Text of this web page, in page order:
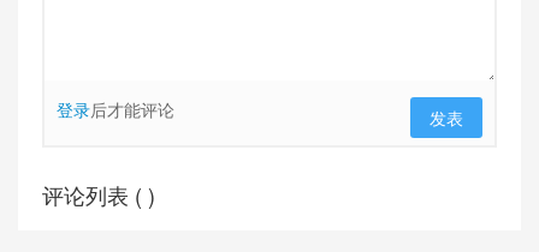
登录后才能评论 发表
评论列表 ( )